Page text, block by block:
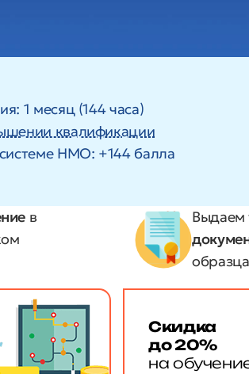
1 месяц (144 часа)
квалификации
HMO: +144 балла
в
Выдаем
образца
Скидка
до 20%
на